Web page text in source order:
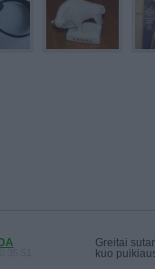
Greitai
kuo